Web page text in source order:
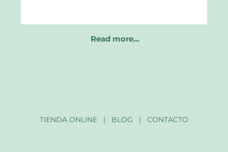
Read more…
TIENDA ONLINE| BLOG | CONTACTO